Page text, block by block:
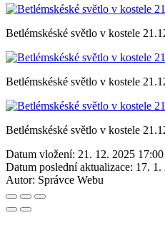
Betlémskéské světlo v kostele
Betlémskéské světlo v kostele
Betlémskéské světlo v kostele
Datum vložení: 21. 12. 2025 17:00
Datum poslední aktualizace: 17. 1.
Autor: Správce Webu